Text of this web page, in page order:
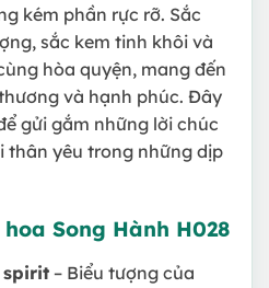
kém phần rực rỡ. Sắc
sắc kem tinh khôi và
hòa quyện, mang đến
và hạnh phúc. Đây
gửi gắm những lời chúc
thân yêu trong những dịp
Song Hành H028
spirit– Biểu tượng của